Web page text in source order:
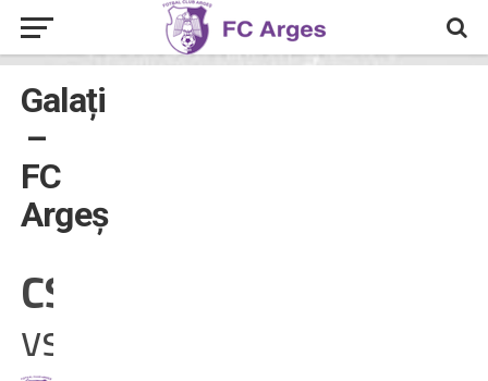
Galați
–
FC
Argeș
CSM Galați
vs